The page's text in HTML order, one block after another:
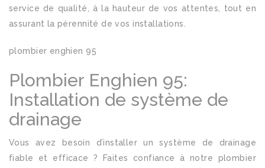
service de qualité, à la hauteur de vos attentes, tout en
assurant la pérennité de vos installations.
plombier enghien 95
Plombier Enghien 95:
Installation de système de
drainage
Vous avez besoin d’installer un système de drainage
fiable et efficace ? Faites confiance à notre plombier